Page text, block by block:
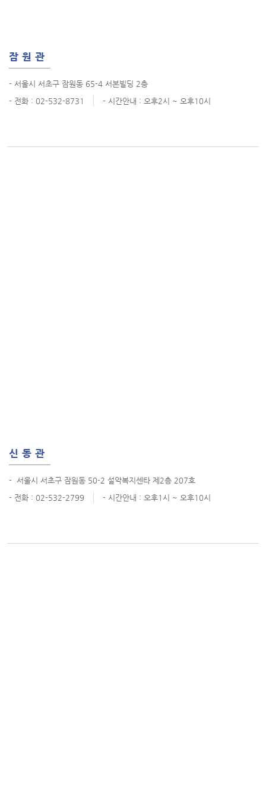
잠원관
- 서울시 서초구 잠원동 65-4 서본빌딩 2층
- 전화 : 02-532-8731
- 시간안내 : 오후2시 ~ 오후10시
신동관
- 서울시 서초구 잠원동 50-2 설악복지센타 제2층 207호
- 전화 : 02-532-2799
- 시간안내 : 오후1시 ~ 오후10시